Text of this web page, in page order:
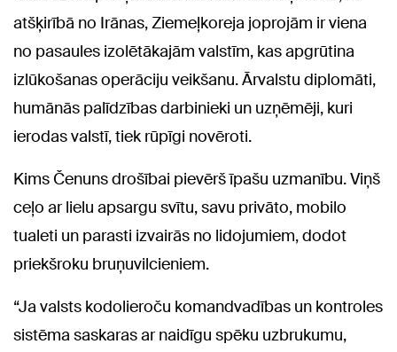
atšķirībā no Irānas, Ziemeļkoreja joprojām ir viena
no pasaules izolētākajām valstīm, kas apgrūtina
izlūkošanas operāciju veikšanu. Ārvalstu diplomāti,
humānās palīdzības darbinieki un uzņēmēji, kuri
ierodas valstī, tiek rūpīgi novēroti.
Kims Čenuns drošībai pievērš īpašu uzmanību. Viņš
ceļo ar lielu apsargu svītu, savu privāto, mobilo
tualeti un parasti izvairās no lidojumiem, dodot
priekšroku bruņuvilcieniem.
“Ja valsts kodolieroču komandvadības un kontroles
sistēma saskaras ar naidīgu spēku uzbrukumu,